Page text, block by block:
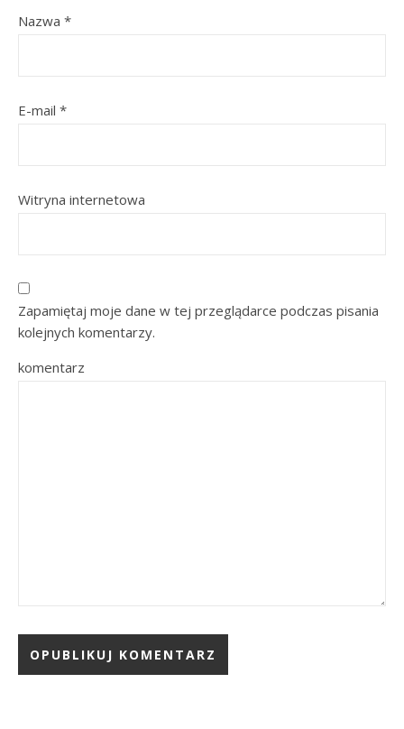
Nazwa *
E-mail *
Witryna internetowa
Zapamiętaj moje dane w tej przeglądarce podczas pisania
kolejnych komentarzy.
komentarz